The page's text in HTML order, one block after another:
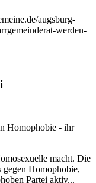
augsburg-
werden-
Homophobie - ihr
macht. Die
Homophobie,
Partei aktiv...